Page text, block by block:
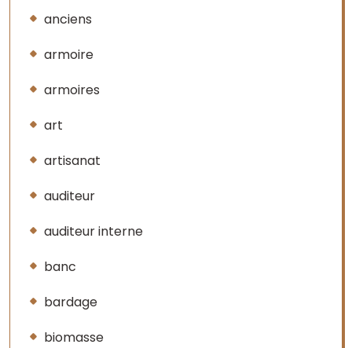
anciens
armoire
armoires
art
artisanat
auditeur
auditeur interne
banc
bardage
biomasse